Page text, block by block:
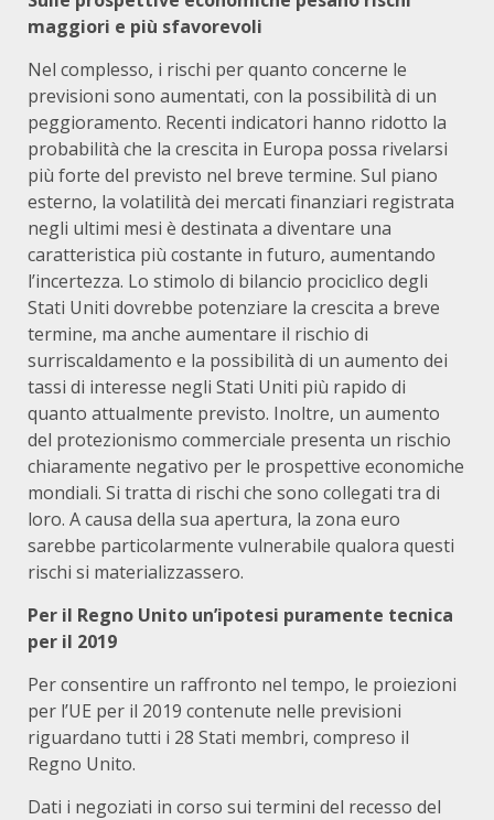
maggiori e più sfavorevoli
Nel complesso, i rischi per quanto concerne le
previsioni sono aumentati, con la possibilità di un
peggioramento. Recenti indicatori hanno ridotto la
probabilità che la crescita in Europa possa rivelarsi
più forte del previsto nel breve termine. Sul piano
esterno, la volatilità dei mercati finanziari registrata
negli ultimi mesi è destinata a diventare una
caratteristica più costante in futuro, aumentando
l’incertezza. Lo stimolo di bilancio prociclico degli
Stati Uniti dovrebbe potenziare la crescita a breve
termine, ma anche aumentare il rischio di
surriscaldamento e la possibilità di un aumento dei
tassi di interesse negli Stati Uniti più rapido di
quanto attualmente previsto. Inoltre, un aumento
del protezionismo commerciale presenta un rischio
chiaramente negativo per le prospettive economiche
mondiali. Si tratta di rischi che sono collegati tra di
loro. A causa della sua apertura, la zona euro
sarebbe particolarmente vulnerabile qualora questi
rischi si materializzassero.
Per il Regno Unito un’ipotesi puramente tecnica
per il 2019
Per consentire un raffronto nel tempo, le proiezioni
per l’UE per il 2019 contenute nelle previsioni
riguardano tutti i 28 Stati membri, compreso il
Regno Unito.
Dati i negoziati in corso sui termini del recesso del